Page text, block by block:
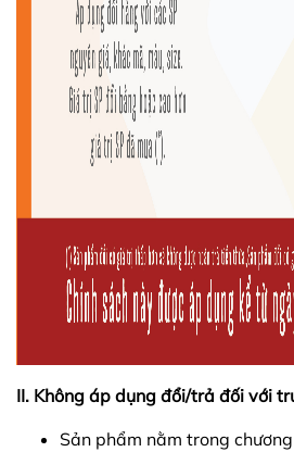
II. Không áp dụng đổi/trả đối với
Sản phẩm nằm trong